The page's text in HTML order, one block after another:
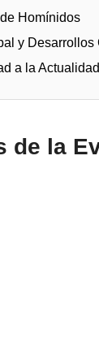
Homínidos
y Desarrollos
a la Actualidad
de la